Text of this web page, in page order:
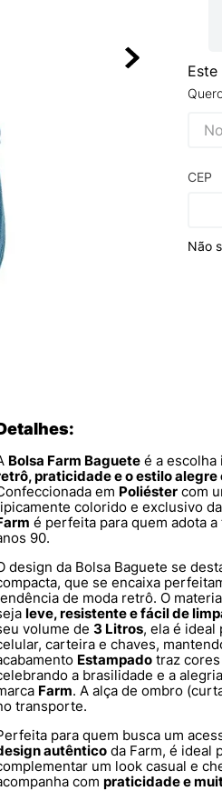
CEP
Não
Bolsa Farm Baguete é a escolha
praticidade e o estilo alegre
em Poliéster com
colorido e exclusivo
é perfeita para quem adota
90.
design da Bolsa Baguete se
que se encaixa
de moda retrô. O
leve, resistente e fácil de
volume de 3 Litros, ela é ideal
carteira e chaves,
Estampado traz
a brasilidade e a
Farm. A alça de ombro
transporte.
para quem busca um
autêntico da Farm, é ideal
um look casual e
com praticidade e